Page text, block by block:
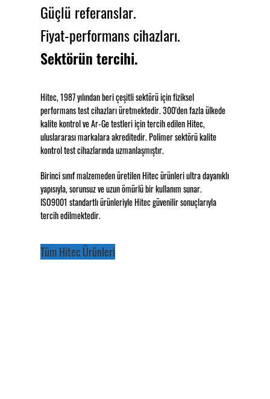
Güçlü referanslar.
Fiyat-performans cihazları.
Sektörün tercihi.
Hitec, 1987 yılından beri çeşitli sektörü için fiziksel
performans test cihazları üretmektedir. 300'den fazla ülkede
kalite kontrol ve Ar-Ge testleri için tercih edilen Hitec,
uluslararası markalara akreditedir. Polimer sektörü kalite
kontrol test cihazlarında uzmanlaşmıştır.
Birinci sınıf malzemeden üretilen Hitec ürünleri ultra dayanıklı
yapısıyla, sorunsuz ve uzun ömürlü bir kullanım sunar.
ISO9001 standartlı ürünleriyle Hitec güvenilir sonuçlarıyla
tercih edilmektedir.
Tüm Hitec Ürünleri